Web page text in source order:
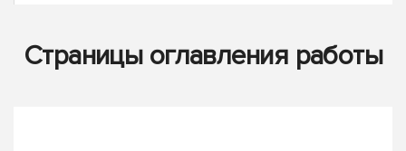
Страницы оглавления работы